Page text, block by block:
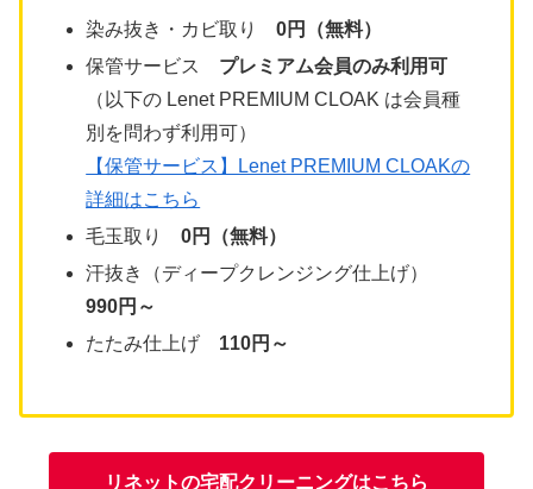
染み抜き・カビ取り0円（無料）
保管サービス プレミアム会員のみ利用可
（以下の Lenet PREMIUM CLOAK は会員種
別を問わず利用可）
【保管サービス】Lenet PREMIUM CLOAKの
詳細はこちら
毛玉取り0円（無料）
汗抜き（ディープクレンジング仕上げ）
990円～
たたみ仕上げ 110円～
リネットの宅配クリーニングはこちら